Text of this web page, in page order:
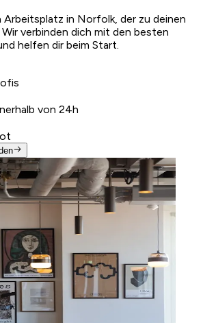
in Norfolk, der zu deinen
verbinden dich mit den besten
helfen dir beim Start.
von 24h